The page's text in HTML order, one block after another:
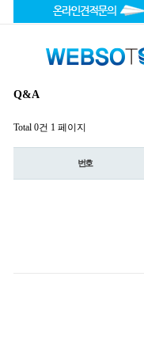
Q&A
Total 0건 1 페이지
번호